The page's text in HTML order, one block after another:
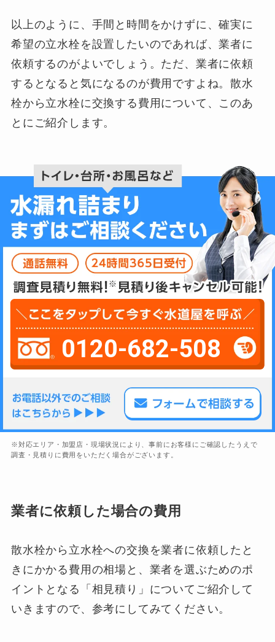
以上のように、手間と時間をかけずに、確実に
希望の立水栓を設置したいのであれば、業者に
依頼するのがよいでしょう。ただ、業者に依頼
するとなると気になるのが費用ですよね。散水
栓から立水栓に交換する費用について、このあ
とにご紹介します。
0120-682-508
※対応エリア・加盟店・現場状況により、事前にお客様にご確認したうえで
調査・見積りに費用をいただく場合がございます。
業者に依頼した場合の費用
散水栓から立水栓への交換を業者に依頼したと
きにかかる費用の相場と、業者を選ぶためのポ
イントとなる「相見積り」についてご紹介して
いきますので、参考にしてみてください。